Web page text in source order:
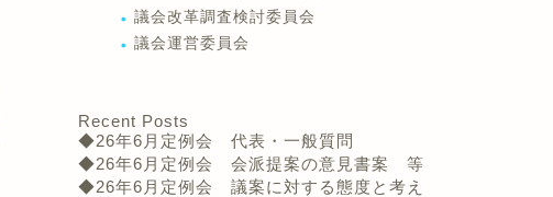
議会改革調査検討委員会
議会運営委員会
Recent Posts
◆26年6月定例会 代表・一般質問
◆26年6月定例会 会派提案の意見書案 等
◆26年6月定例会 議案に対する態度と考え